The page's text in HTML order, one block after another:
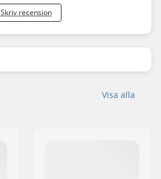
Skriv recension
Visa alla